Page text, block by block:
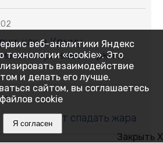
как в Крыму
старинные парки и
начнёт спадать жара
Закрыть X
веб-аналитики Яндекс
технологии «cookie». Это
взаимодействие
и делать его лучше.
сайтом, вы соглашаетесь
cookie
Я согласен